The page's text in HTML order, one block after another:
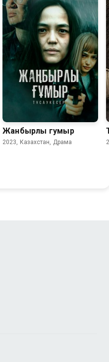
Жанбырлы гумыр
2023, Казахстан, Драма